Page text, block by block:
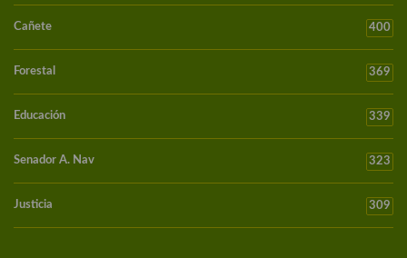
Cañete 400
Forestal 369
Educación 339
Senador A. Nav 323
Justicia 309